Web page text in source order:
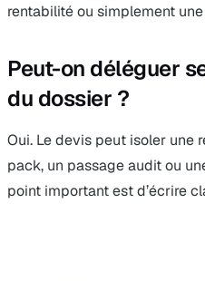
rentabilité ou simplement
Peut-on déléguer
du dossier ?
Oui. Le devis peut isoler une
pack, un passage audit ou
point important est d’écrire